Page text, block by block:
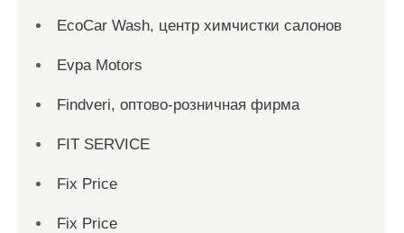
EcoCar Wash, центр химчистки салонов
Evpa Motors
Findveri, оптово-розничная фирма
FIT SERVICE
Fix Price
Fix Price